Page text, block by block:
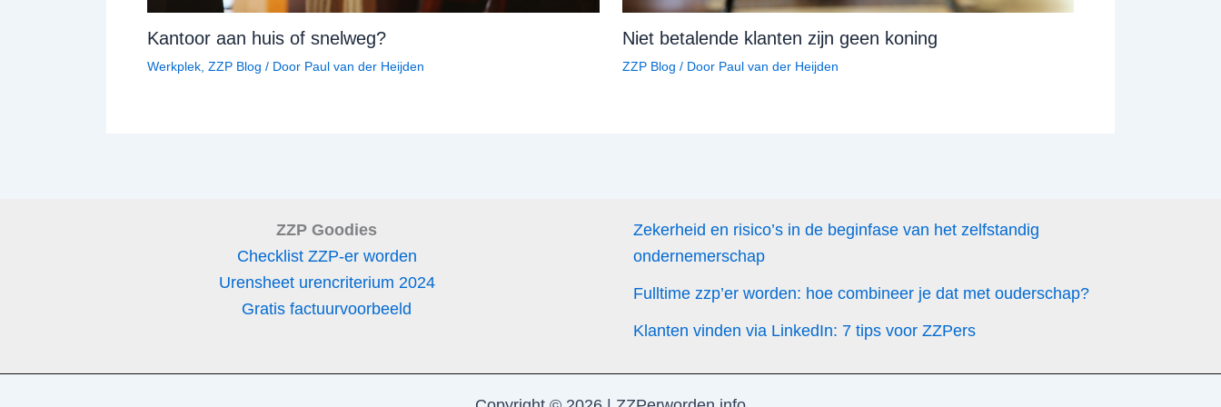
Kantoor aan huis of snelweg?
Werkplek ZZP Blog / Door Paul van der Heijden
Niet betalende klanten zijn geen koning
ZZP Blog / Door Paul van der Heijden
ZZP Goodies
Checklist ZZP-er worden
Urensheet urencriterium 2024
Gratis factuurvoorbeeld
Zekerheid en risico’s in de beginfase van het zelfstandig
ondernemerschap
Fulltime zzp’er worden: hoe combineer je dat met ouderschap?
Klanten vinden via LinkedIn: 7 tips voor ZZPers